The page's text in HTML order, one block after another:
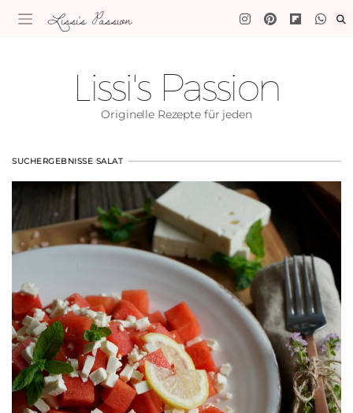
Lissi's Passion
Lissi's Passion
Originelle Rezepte für jeden
SUCHERGEBNISSE SALAT